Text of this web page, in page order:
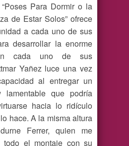
Para Dormir o la
de Estar Solos” ofrece
a cada uno de sus
desarrollar la enorme
cada uno de sus
Yañez luce una vez
al entregar un
lamentable que podría
hacia lo ridículo
hace. A la misma altura
Ferrer, quien me
todo el montaje con su